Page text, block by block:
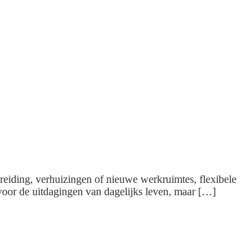
verhuizingen of nieuwe werkruimtes, flexibele
de uitdagingen van dagelijks leven, maar […]